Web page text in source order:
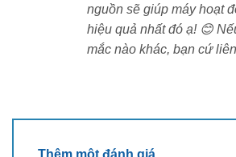
áo, loại vải và nhiệt độ nước để
trình giặt phù hợp, tiết kiệm đến
23% lượng nước sử dụng.
nguồn sẽ giúp máy hoạt
hiệu quả nhất đó ạ! 😊
mắc nào khác, bạn cứ